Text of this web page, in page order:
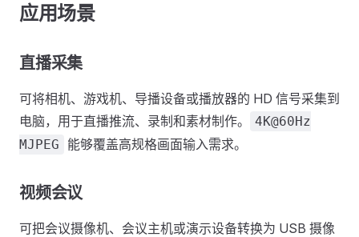
应用场景
直播采集
可将相机、游戏机、导播设备或播放器的 HD 信号采集到
电脑，用于直播推流、录制和素材制作。
4K@60Hz
MJPEG
能够覆盖高规格画面输入需求。
视频会议
可把会议摄像机、会议主机或演示设备转换为 USB 摄像